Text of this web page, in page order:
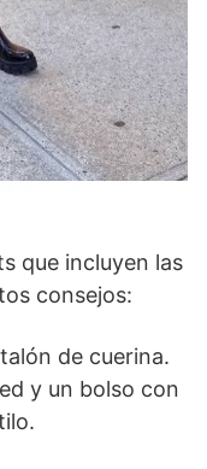
que incluyen las
consejos:
de cuerina.
y un bolso con